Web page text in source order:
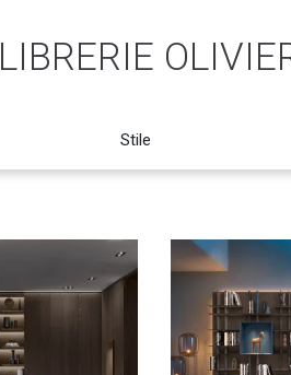
LIBRERIE
Stile